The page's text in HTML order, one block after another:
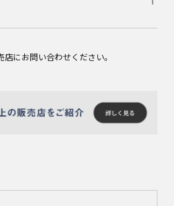
にお問い合わせください。